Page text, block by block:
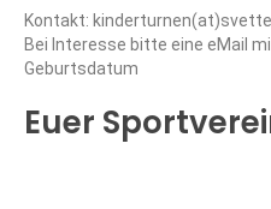
Kontakt:
Bei Interesse bitte eine eMail
Geburtsdatum
Euer